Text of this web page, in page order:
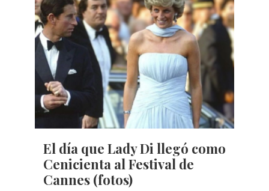
El día que Lady Di llegó como
Cenicienta al Festival de
Cannes (fotos)